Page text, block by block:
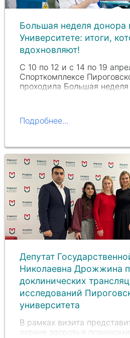
Большая неделя донора
Университете: итоги,
вдохновляют!
С 10 по 12 и с 14 по 19
Спорткомплексе
проходила Большая
Подробнее...
Депутат
Николаевна Дрожжина
доклинических
исследований
университета
В рамках визита
охране здоровья